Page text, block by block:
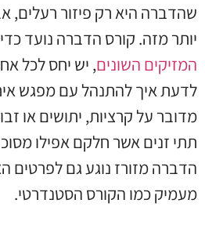
שהדברה היא רק פיזור רעלים,
יותר מזה. קורס הדברה נועד
המזיקים השונים, יש יחס לכל
לדעת איך להתנהל עם מפגש
מדובר על קרציות, יתושים או
תתי זנים אשר חלקם אפילו
הדברה מזורז נוגע גם לפרטים
מעמיק כמו הקורס הסטנדרטי.